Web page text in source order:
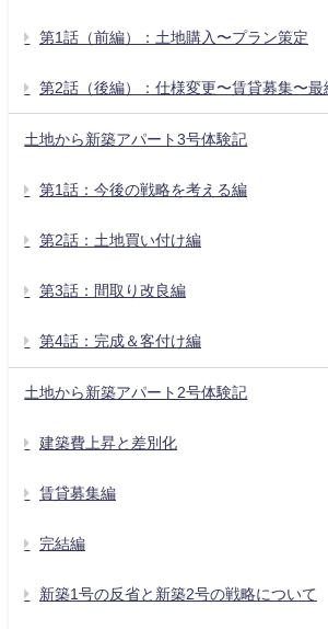
第1話（前編）：土地購入〜プラン策定
第2話（後編）：仕様変更〜賃貸募集〜最
土地から新築アパート3号体験記
第1話：今後の戦略を考える編
第2話：土地買い付け編
第3話：間取り改良編
第4話：完成＆客付け編
土地から新築アパート2号体験記
建築費上昇と差別化
賃貸募集編
完結編
新築1号の反省と新築2号の戦略について